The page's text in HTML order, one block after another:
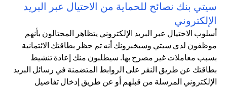
سيتي بنك نصائح للحماية من الاحتيال عبر البريد
الإلكتروني
أسلوب الاحتيال عبر البريد الإلكتروني يتظاهر المحتالون بأنهم
موظفون لدى سيتي وسيخبرونك أنه تم حظر بطاقتك الائتمانية
بسبب معاملات غير مصرح بها. سيطلبون منك إعادة تنشيط
بطاقتك عن طريق النقر على الروابط المتضمنة في رسائل البريد
الإلكتروني المرسلة من قبلهم أو عن طريق إدخال تفاصيل